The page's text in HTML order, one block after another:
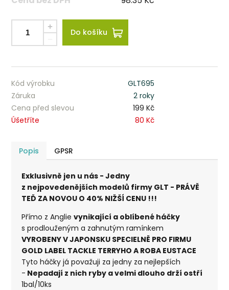
Do košíku
Kód výrobku
GLT695
Záruka
2 roky
Cena před slevou
199 Kč
Úšetříte
80 Kč
Popis GPSR
Exklusivně jen u nás - Jedny
z nejpovedenějších modelů firmy GLT - PRÁVĚ
TEĎ ZA NOVOU O 40% NIŽŠÍ CENU !!!
Přímo z Anglievynikající a oblíbené háčky
s prodlouženým a zahnutým ramínkem
VYROBENY V JAPONSKU SPECIELNĚ PRO FIRMU
GOLD LABEL TACKLE TERRYHO A ROBA EUSTACE
Tyto háčky já považuji za jedny za nejlepších
- Nepadají z nich ryby a velmi dlouho drží ostří
1bal/10ks